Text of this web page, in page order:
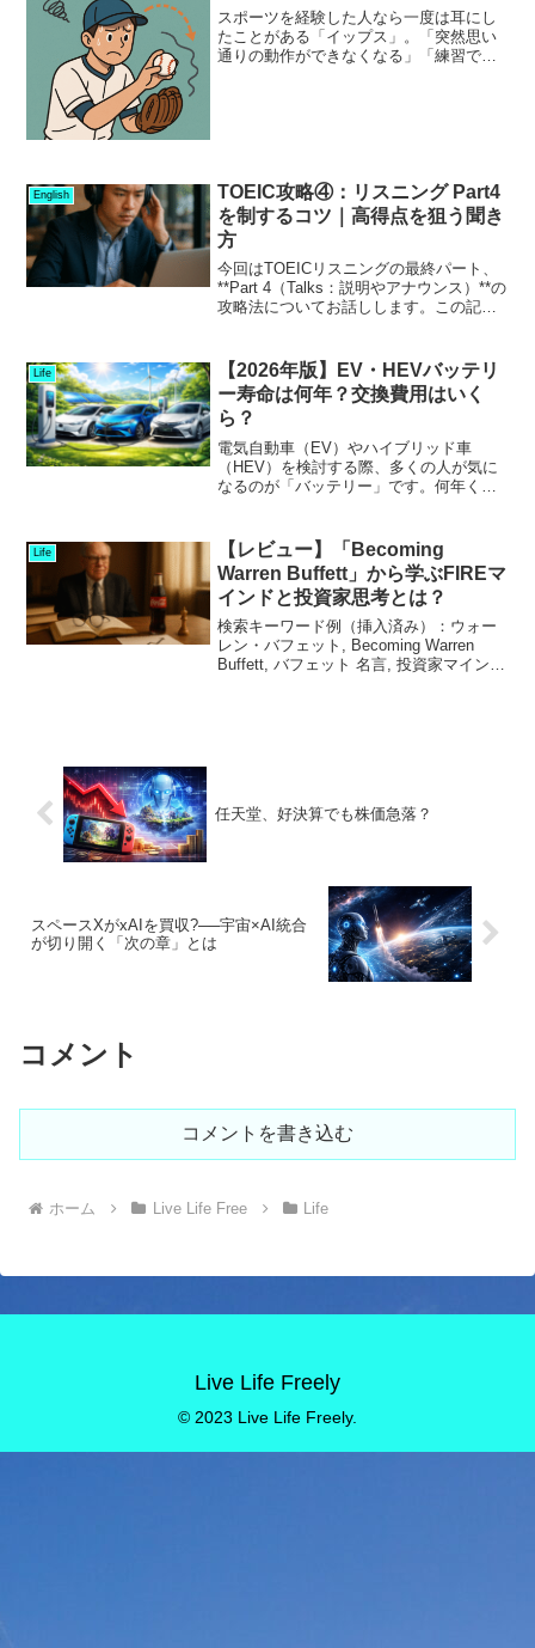
スポーツを経験した人なら一度は耳にし
たことがある「イップス」。「突然思い
通りの動作ができなくなる」「練習では
English
TOEIC攻略④：リスニング Part4
を制するコツ｜高得点を狙う聞き
方
今回はTOEICリスニングの最終パート、
**Part 4（Talks：説明やアナウンス）**の
攻略法についてお話しします。この記事
的なコツをつかんでいただける...
Life
【2026年版】EV・HEVバッテリ
ー寿命は何年？交換費用はいく
ら？
電気自動車（EV）やハイブリッド車
（HEV）を検討する際、多くの人が気に
なるのが「バッテリー」です。何年くら
のか？結論から言うと、👉 EV・HEVと
もにバッテリー寿命は...
Life
【レビュー】「Becoming
Warren Buffett」から学ぶFIREマ
インドと投資家思考とは？
検索キーワード例（挿入済み）：ウォー
レン・バフェット, Becoming Warren
Buffett, バフェット 名言, 投資家マイン
任天堂、好決算でも株価急落？
スペースXがxAIを買収?──宇宙×AI統合
が切り開く「次の章」とは
コメント
コメントを書き込む
ホーム Live Life Free Life
Live Life Freely
© 2023 Live Life Freely.